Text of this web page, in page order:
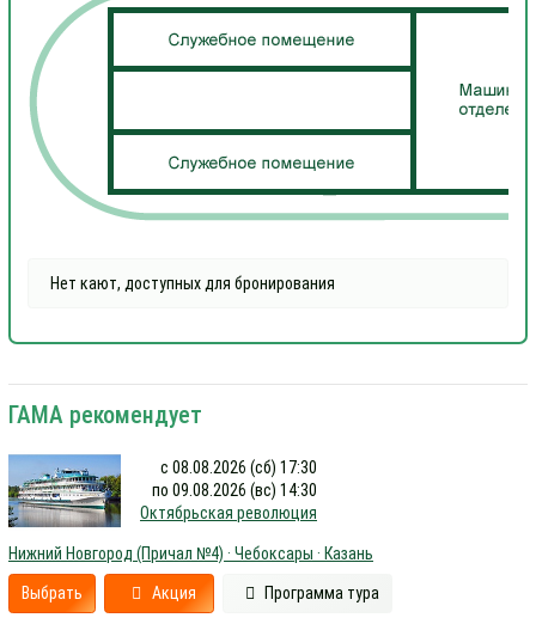
Нет кают, доступных для бронирования
ГАМА рекомендует
с 08.08.2026 (сб) 17:30
по 09.08.2026 (вс) 14:30
Октябрьская революция
Нижний Новгород (Причал №4) · Чебоксары · Казань
Выбрать Акция Программа тура